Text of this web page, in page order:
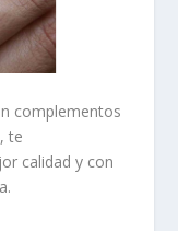
complementos
te
calidad y con